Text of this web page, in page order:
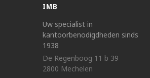
IMB
Uw specialist in
kantoorbenodigdheden sinds
1938
De Regenboog 11 b 39
2800 Mechelen